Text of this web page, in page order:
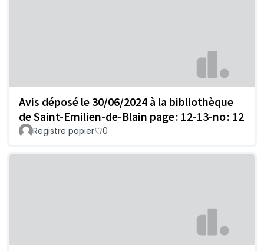
Avis déposé le 30/06/2024 à la bibliothèque
de Saint-Emilien-de-Blain page : 12-13-no : 12
Registre papier 0